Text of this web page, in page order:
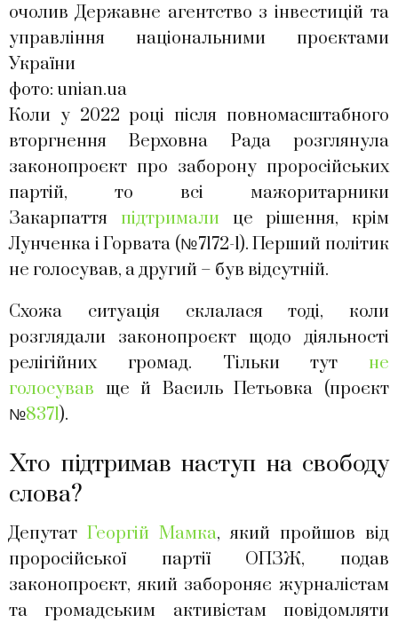
очолив Державне агентство з інвестицій та
управління національними проєктами
України
фото: unian.ua
Коли у 2022 році після повномасштабного
вторгнення Верховна Рада розглянула
законопроєкт про заборону проросійських
партій, то всі мажоритарники
Закарпаття підтримали це рішення, крім
Лунченка і Горвата (№7172-1). Перший політик
не голосував, а другий – був відсутній.
Схожа ситуація склалася тоді, коли
розглядали законопроєкт щодо діяльності
релігійних громад. Тільки тут не
голосував ще й Василь Петьовка (проєкт
№8371).
Хто підтримав наступ на свободу
слова?
Депутат Георгій Мамка, який пройшов від
проросійської партії ОПЗЖ, подав
законопроєкт, який забороняє журналістам
та громадським активістам повідомляти